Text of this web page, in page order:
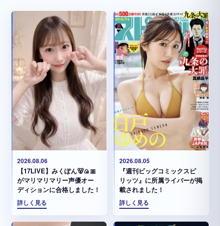
2026.08.06
【17LIVE】みくぽん🐻🍙🎀
がマリマリマリー声優オー
ディションに合格しました！
詳しく見る
2026.08.05
『週刊ビッグコミックスピ
リッツ』に所属ライバーが掲
載されました！
詳しく見る